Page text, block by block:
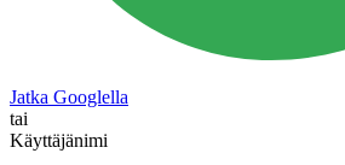
Jatka Googlella
tai
Käyttäjänimi